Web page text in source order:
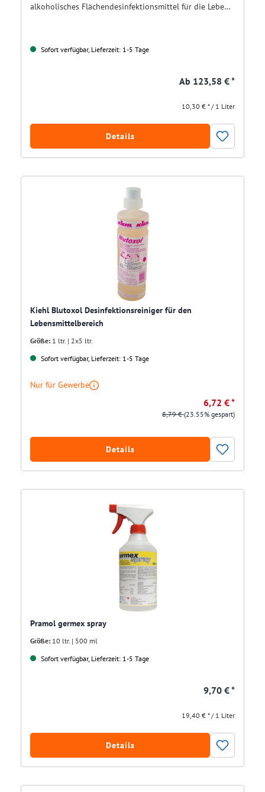
alkoholisches Flächendesinfektionsmittel für die Lebensmittelindustrie
Sofort verfügbar, Lieferzeit: 1-5 Tage
Ab 123,58 € *
10,30 € * / 1 Liter
Details
Kiehl Blutoxol Desinfektionsreiniger für den
Lebensmittelbereich
Größe: 1 ltr. | 2x5 ltr.
Sofort verfügbar, Lieferzeit: 1-5 Tage
Nur für Gewerbe
6,72 € *
8,79 €(23.55% gespart)
Details
Pramol germex spray
Größe: 10 ltr. | 500 ml
Sofort verfügbar, Lieferzeit: 1-5 Tage
9,70 € *
19,40 € * / 1 Liter
Details